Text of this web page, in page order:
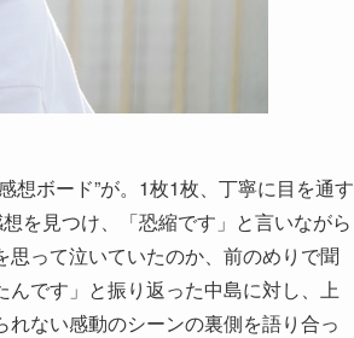
想ボード”が。1枚1枚、丁寧に目を通す
を見つけ、「恐縮です」と言いながら
って泣いていたのか、前のめりで聞
です」と振り返った中島に対し、上
ない感動のシーンの裏側を語り合っ